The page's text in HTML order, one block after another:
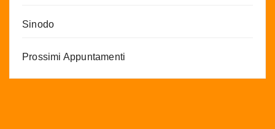
Sinodo
Prossimi Appuntamenti